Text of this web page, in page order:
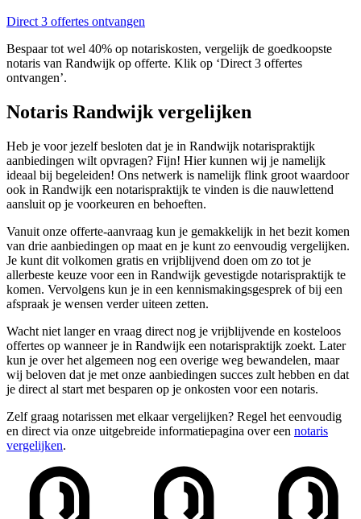
Direct 3 offertes ontvangen
Bespaar tot wel 40% op notariskosten, vergelijk de goedkoopste
notaris van Randwijk op offerte. Klik op ‘Direct 3 offertes
ontvangen’.
Notaris Randwijk vergelijken
Heb je voor jezelf besloten dat je in Randwijk notarispraktijk
aanbiedingen wilt opvragen? Fijn! Hier kunnen wij je namelijk
ideaal bij begeleiden! Ons netwerk is namelijk flink groot waardoor
ook in Randwijk een notarispraktijk te vinden is die nauwlettend
aansluit op je voorkeuren en behoeften.
Vanuit onze offerte-aanvraag kun je gemakkelijk in het bezit komen
van drie aanbiedingen op maat en je kunt zo eenvoudig vergelijken.
Je kunt dit volkomen gratis en vrijblijvend doen om zo tot je
allerbeste keuze voor een in Randwijk gevestigde notarispraktijk te
komen. Vervolgens kun je in een kennismakingsgesprek of bij een
afspraak je wensen verder uiteen zetten.
Wacht niet langer en vraag direct nog je vrijblijvende en kosteloos
offertes op wanneer je in Randwijk een notarispraktijk zoekt. Later
kun je over het algemeen nog een overige weg bewandelen, maar
wij beloven dat je met onze aanbiedingen succes zult hebben en dat
je direct al start met besparen op je onkosten voor een notaris.
Zelf graag notarissen met elkaar vergelijken? Regel het eenvoudig
en direct via onze uitgebreide informatiepagina over een notaris
vergelijken.